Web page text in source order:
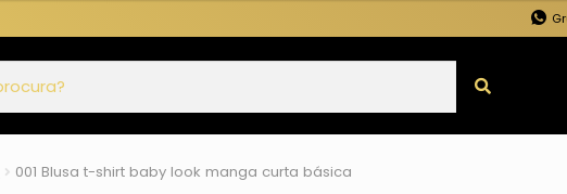
001 Blusa t-shirt baby look manga curta básica